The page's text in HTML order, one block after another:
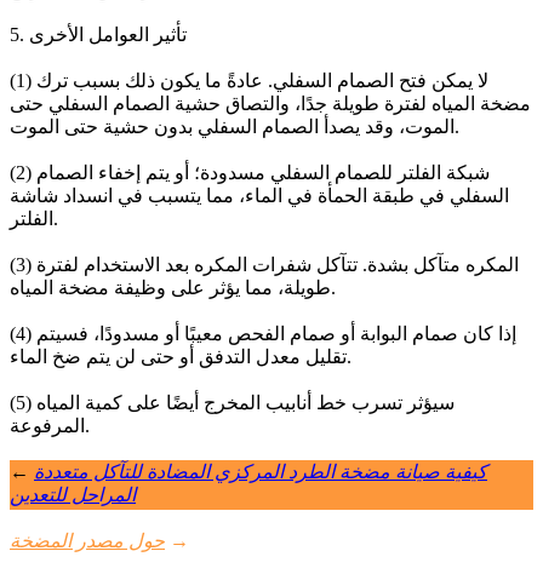
5. تأثير العوامل الأخرى
(1) لا يمكن فتح الصمام السفلي. عادةً ما يكون ذلك بسبب ترك
مضخة المياه لفترة طويلة جدًا، والتصاق حشية الصمام السفلي حتى
الموت، وقد يصدأ الصمام السفلي بدون حشية حتى الموت.
(2) شبكة الفلتر للصمام السفلي مسدودة؛ أو يتم إخفاء الصمام
السفلي في طبقة الحمأة في الماء، مما يتسبب في انسداد شاشة
الفلتر.
(3) المكره متآكل بشدة. تتآكل شفرات المكره بعد الاستخدام لفترة
طويلة، مما يؤثر على وظيفة مضخة المياه.
(4) إذا كان صمام البوابة أو صمام الفحص معيبًا أو مسدودًا، فسيتم
تقليل معدل التدفق أو حتى لن يتم ضخ الماء.
(5) سيؤثر تسرب خط أنابيب المخرج أيضًا على كمية المياه
المرفوعة.
← كيفية صيانة مضخة الطرد المركزي المضادة للتآكل متعددة
المراحل للتعدين
حول مصدر المضخة →